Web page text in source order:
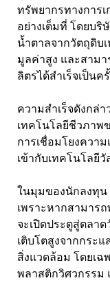
ทรัพยากรทางการ
อย่างเต็มที่ โดยบ
น้ำตาลจากวัตถุดิบ
มูลค่าสูง และสาม
ลิตรได้สำเร็จเป็นค
ความสำเร็จดังกล่
เทคโนโลยีชีวภาพ
การเชื่อมโยงควา
เข้ากับเทคโนโลยี
ในมุมของนักลงทุน
เพราะหากสามาร
จะเปิดประตูสู่ตลา
เติบโตสูงจากกระ
สิ่งแวดล้อม โดยเ
พลาสติกวิศวกรรม